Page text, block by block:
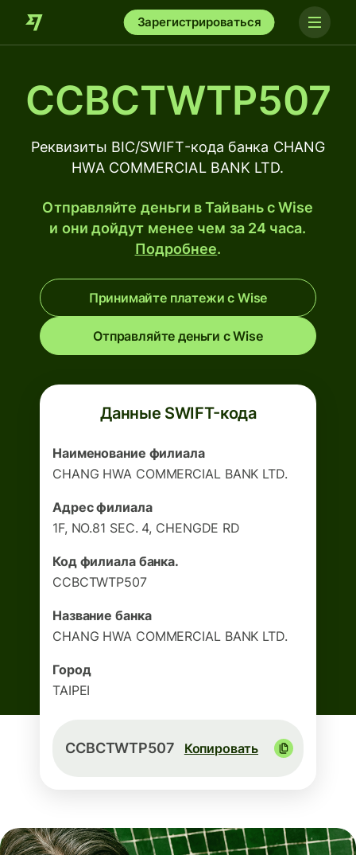
Зарегистрироваться
CCBCTWTP507
Реквизиты BIC/SWIFT-кода банка CHANG
HWA COMMERCIAL BANK LTD.
Отправляйте деньги в Тайвань с Wise
и они дойдут менее чем за 24 часа.
Подробнее.
Принимайте платежи с Wise
Отправляйте деньги с Wise
Данные SWIFT-кода
Наименование филиала
CHANG HWA COMMERCIAL BANK LTD.
Адрес филиала
1F, NO.81 SEC. 4, CHENGDE RD
Код филиала банка.
CCBCTWTP507
Название банка
CHANG HWA COMMERCIAL BANK LTD.
Город
TAIPEI
CCBCTWTP507 Копировать